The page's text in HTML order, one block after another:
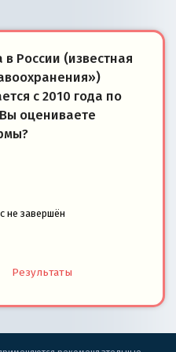
России (известная
с 2010 года по
оцениваете
не завершён
Результаты